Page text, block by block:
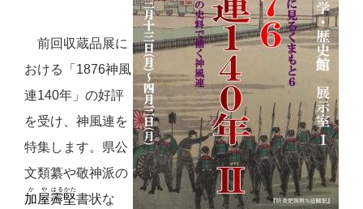
前回収蔵品展に
おける「 1876神風
連140年」の好評
を受け、神風連を
特集します。県公
文類纂や敬神派の
加
か
屋
や
霽
はる
堅
かた
書状な